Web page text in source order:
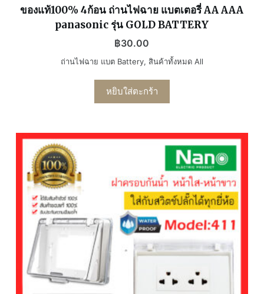
ของแท้100% 4ก้อน ถ่านไฟฉาย แบตเตอรี่ AA AAA
panasonic รุ่น GOLD BATTERY
฿30.00
ถ่านไฟฉาย แบต Battery, สินค้าทั้งหมด All
หยิบใส่ตะกร้า